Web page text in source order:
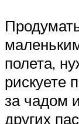
полета,
рискуете
за чадом
других